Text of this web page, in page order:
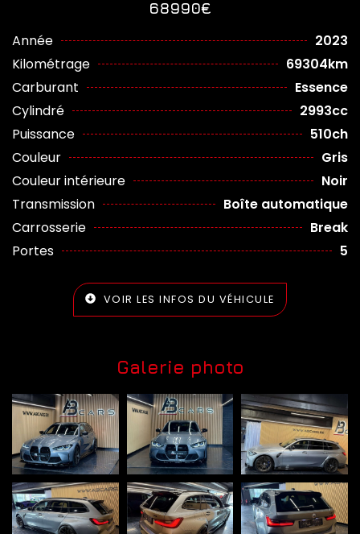
68990€
Année
2023
Kilométrage
69304km
Carburant
Essence
Cylindré
2993cc
Puissance
510ch
Couleur
Gris
Couleur intérieure
Noir
Transmission
Boîte automatique
Carrosserie
Break
Portes
5
VOIR LES INFOS DU VÉHICULE
Galerie photo